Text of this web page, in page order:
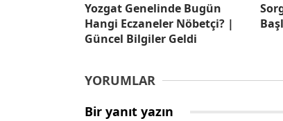
Yozgat Genelinde Bugün
Hangi Eczaneler Nöbetçi? |
Güncel Bilgiler Geldi
YORUMLAR
Bir yanıt yazın